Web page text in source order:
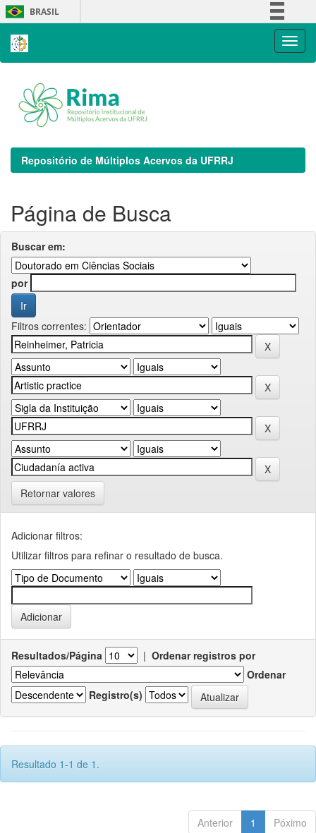
Skip
navigation
BRASIL
Repositório de Múltiplos Acervos da UFRRJ
Página de Busca
Buscar em:
por
Filtros correntes:
Retornar valores
Adicionar filtros:
Utilizar filtros para refinar o resultado de busca.
Resultados/Página | Ordenar registros por
Ordenar
Registro(s)
Resultado 1-1 de 1.
Anterior 1 Póximo